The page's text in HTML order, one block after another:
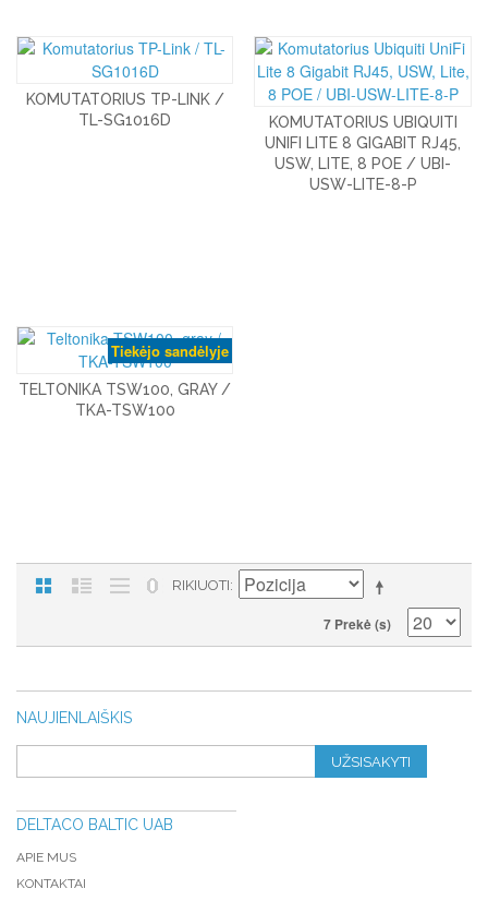
KOMUTATORIUS TP-LINK /
TL-SG1016D
KOMUTATORIUS UBIQUITI
UNIFI LITE 8 GIGABIT RJ45,
USW, LITE, 8 POE / UBI-
USW-LITE-8-P
Tiekėjo sandėlyje
TELTONIKA TSW100, GRAY /
TKA-TSW100
RIKIUOTI
7 Prekė (s)
NAUJIENLAIŠKIS
UŽSISAKYTI
DELTACO BALTIC UAB
APIE MUS
KONTAKTAI